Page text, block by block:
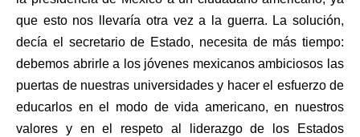
que esto nos llevaría otra vez a la guerra. La solución,
decía el secretario de Estado, necesita de más tiempo:
debemos abrirle a los jóvenes mexicanos ambiciosos las
puertas de nuestras universidades y hacer el esfuerzo de
educarlos en el modo de vida americano, en nuestros
valores y en el respeto al liderazgo de los Estados